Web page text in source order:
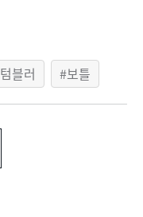
텀블러 보틀